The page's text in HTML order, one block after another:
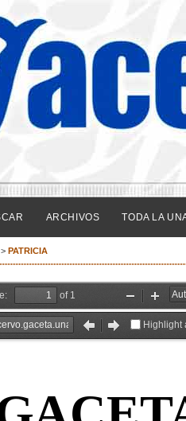
ARCHIVOS TODA LA
> PATRICIA